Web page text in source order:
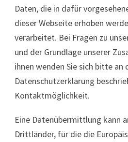
Daten, die in dafür
dieser Webseite erhoben
verarbeitet. Bei Fragen zu
und der Grundlage unserer
ihnen wenden Sie sich bitte an
Datenschutzerklärung
Kontaktmöglichkeit.
Eine Datenübermittlung kann
Drittländer, für die die